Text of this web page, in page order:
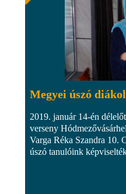
Megyei úszó
2019. január 14-én
verseny
Varga Réka Szandra 10.
úszó tanulóink